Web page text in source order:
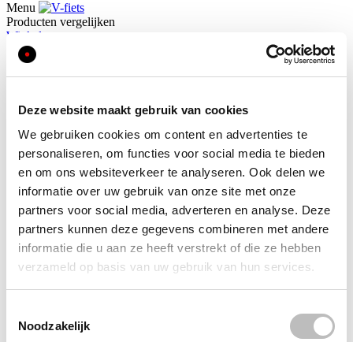
Deze website maakt gebruik van cookies
We gebruiken cookies om content en advertenties te
personaliseren, om functies voor social media te bieden
en om ons websiteverkeer te analyseren. Ook delen we
informatie over uw gebruik van onze site met onze
partners voor social media, adverteren en analyse. Deze
partners kunnen deze gegevens combineren met andere
informatie die u aan ze heeft verstrekt of die ze hebben
verzameld op basis van uw gebruik van hun services.
Noodzakelijk
Menu
Producten vergelijken
Winkelwagen
Mijn account
Zoek
Zoek
Zoek
Home
Log in
Inloggen of een account
aanmaken
mailadres.